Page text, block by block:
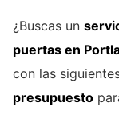
¿Buscas un
puertas en
con las
presupuesto